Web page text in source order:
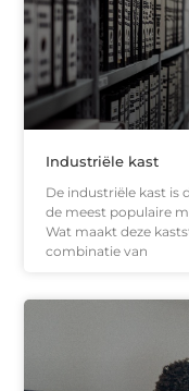
Industriële kast
De industriële kast is
de meest populaire
Wat maakt deze
combinatie van